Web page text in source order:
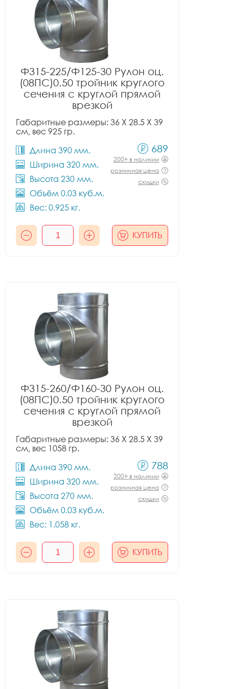
Ф315-225/Ф125-30 Рулон оц.
(08ПС)0.50 тройник круглого
сечения с круглой прямой
врезкой
Габаритные размеры: 36 X 28.5 X 39
см, вес 925 гр.
Длина 390 мм.
Ширина 320 мм.
Высота 230 мм.
Объём 0.03 куб.м.
Вес: 0.925 кг.
689
200+ в наличии
розничная цена
скидки
КУПИТЬ
Ф315-260/Ф160-30 Рулон оц.
(08ПС)0.50 тройник круглого
сечения с круглой прямой
врезкой
Габаритные размеры: 36 X 28.5 X 39
см, вес 1058 гр.
Длина 390 мм.
Ширина 320 мм.
Высота 270 мм.
Объём 0.03 куб.м.
Вес: 1.058 кг.
788
200+ в наличии
розничная цена
скидки
КУПИТЬ